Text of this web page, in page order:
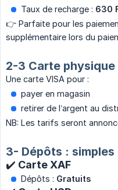
Taux de recharge : 630
👉 Parfaite pour les
supplémentaire lors du
2-3 Carte
Une carte VISA pour :
payer en magasin
retirer de l’argent au
NB: Les tarifs seront
3- Dépôts :
✔️ Carte XAF
Dépôts : Gratuits